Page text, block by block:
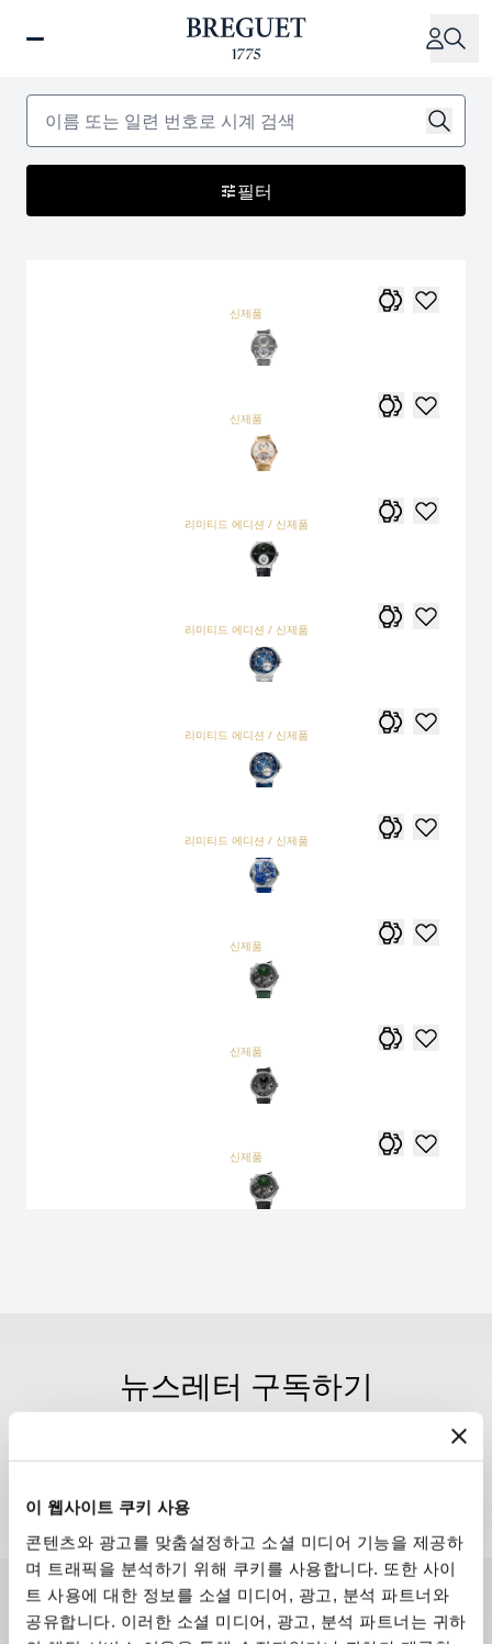
이 웹사이트 쿠키 사용
콘텐츠와 광고를 맞춤설정하고 소셜 미디어 기능을 제공하
며 트래픽을 분석하기 위해 쿠키를 사용합니다. 또한 사이
트 사용에 대한 정보를 소셜 미디어, 광고, 분석 파트너와
공유합니다. 이러한 소셜 미디어, 광고, 분석 파트너는 귀하
필터
신제품
신제품
리미티드 에디션 / 신제품
리미티드 에디션 / 신제품
리미티드 에디션 / 신제품
리미티드 에디션 / 신제품
신제품
신제품
신제품
뉴스레터 구독하기
뉴스레터를 통해 브레게 하우스의 최신 소식과 신제품 정